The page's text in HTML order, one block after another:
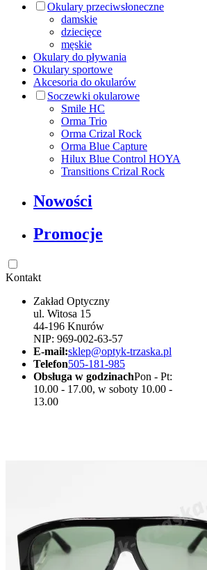
Okulary przeciwsłoneczne
damskie
dziecięce
męskie
Okulary do pływania
Okulary sportowe
Akcesoria do okularów
Soczewki okularowe
Smile HC
Orma Trio
Orma Crizal Rock
Orma Blue Capture
Hilux Blue Control HOYA
Transitions Crizal Rock
Nowości
Promocje
Kontakt
Zakład Optyczny
ul. Witosa 15
44-196 Knurów
NIP: 969-002-63-57
E-mail:sklep@optyk-trzaska.pl
Telefon505-181-985
Obsługa w godzinachPon - Pt:
10.00 - 17.00, w soboty 10.00 -
13.00